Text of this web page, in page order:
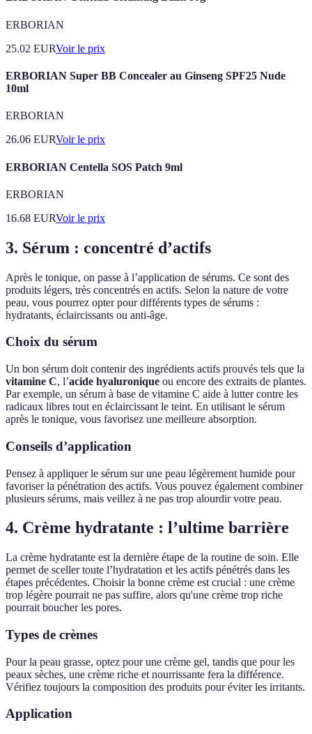
ERBORIAN
25.02 EURVoir le prix
ERBORIAN Super BB Concealer au Ginseng SPF25 Nude
10ml
ERBORIAN
26.06 EURVoir le prix
ERBORIAN Centella SOS Patch 9ml
ERBORIAN
16.68 EURVoir le prix
3. Sérum : concentré d’actifs
Après le tonique, on passe à l’application de sérums. Ce sont des
produits légers, très concentrés en actifs. Selon la nature de votre
peau, vous pourrez opter pour différents types de sérums :
hydratants, éclaircissants ou anti-âge.
Choix du sérum
Un bon sérum doit contenir des ingrédients actifs prouvés tels que la
vitamine C, l’acide hyaluronique ou encore des extraits de plantes.
Par exemple, un sérum à base de vitamine C aide à lutter contre les
radicaux libres tout en éclaircissant le teint. En utilisant le sérum
après le tonique, vous favorisez une meilleure absorption.
Conseils d’application
Pensez à appliquer le sérum sur une peau légèrement humide pour
favoriser la pénétration des actifs. Vous pouvez également combiner
plusieurs sérums, mais veillez à ne pas trop alourdir votre peau.
4. Crème hydratante : l’ultime barrière
La crème hydratante est la dernière étape de la routine de soin. Elle
permet de sceller toute l’hydratation et les actifs pénétrés dans les
étapes précédentes. Choisir la bonne crème est crucial : une crème
trop légère pourrait ne pas suffire, alors qu'une crème trop riche
pourrait boucher les pores.
Types de crèmes
Pour la peau grasse, optez pour une crème gel, tandis que pour les
peaux sèches, une crème riche et nourrissante fera la différence.
Vérifiez toujours la composition des produits pour éviter les irritants.
Application